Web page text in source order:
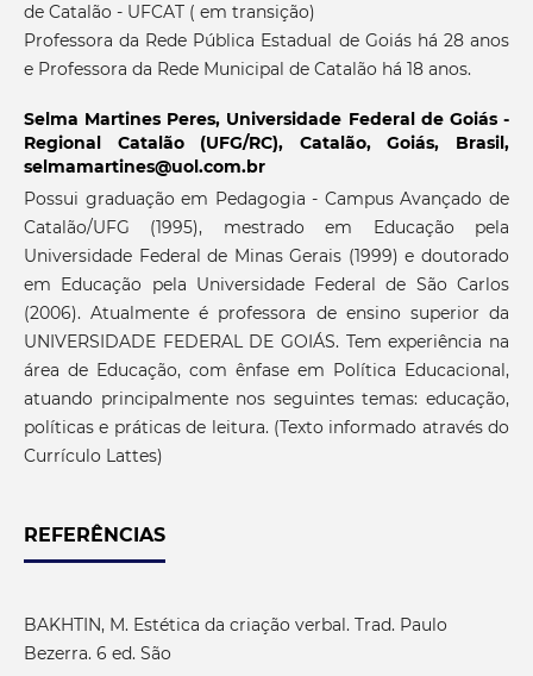
de Catalão - UFCAT ( em transição)
Professora da Rede Pública Estadual de Goiás há 28 anos
e Professora da Rede Municipal de Catalão há 18 anos.
Selma Martines Peres, Universidade Federal de Goiás -
Regional Catalão (UFG/RC), Catalão, Goiás, Brasil,
selmamartines@uol.com.br
Possui graduação em Pedagogia - Campus Avançado de
Catalão/UFG (1995), mestrado em Educação pela
Universidade Federal de Minas Gerais (1999) e doutorado
em Educação pela Universidade Federal de São Carlos
(2006). Atualmente é professora de ensino superior da
UNIVERSIDADE FEDERAL DE GOIÁS. Tem experiência na
área de Educação, com ênfase em Política Educacional,
atuando principalmente nos seguintes temas: educação,
políticas e práticas de leitura. (Texto informado através do
Currículo Lattes)
REFERÊNCIAS
BAKHTIN, M. Estética da criação verbal. Trad. Paulo
Bezerra. 6 ed. São